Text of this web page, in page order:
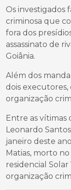
Os investigados
criminosa que
fora dos
assassinato de
Goiânia.
Além dos
dois executores,
organização
Entre as vítimas
Leonardo
janeiro deste
Matias, morto
residencial
organização